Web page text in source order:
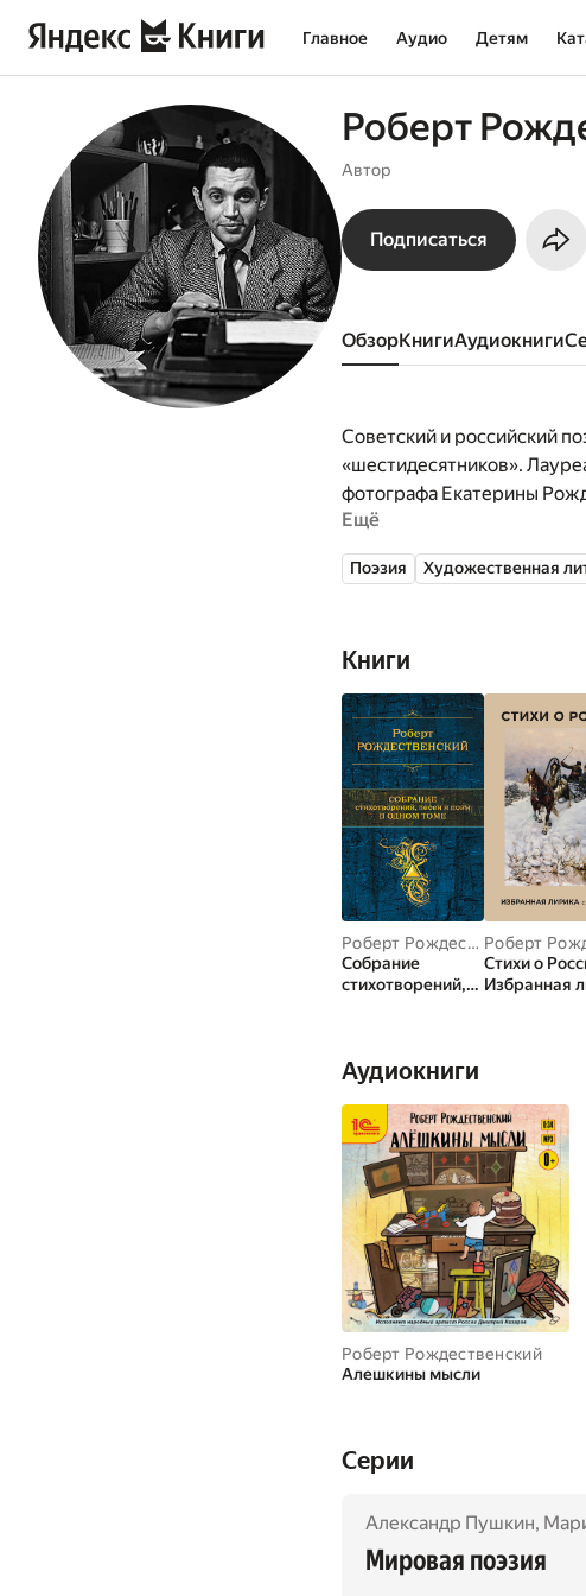
Главное Аудио Детям
Роберт
Автор
Подписаться
Обзор книги аудиокниги
Советский и российский
«шестидесятников».
фотографа Екатерины
Ещё
Поэзия Художественная
Книги
Роберт Рождественский
Собрание
стихотворений,
Стихи о
Избранная
Аудиокниги
Роберт Рождественский
Алешкины мысли
Cерии
Александр Пушкин,
Мировая поэзия